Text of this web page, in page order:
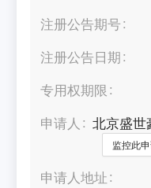
注册公告期号
注册公告日期
专用权期限
申请人
北京盛世
监控此
申请人地址